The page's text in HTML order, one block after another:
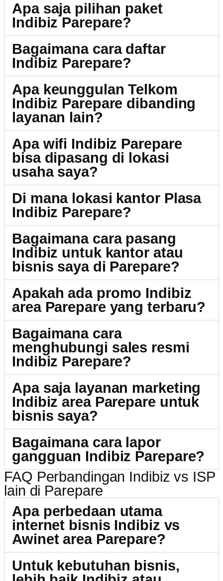
Apa saja pilihan paket
Indibiz Parepare?
Bagaimana cara daftar
Indibiz Parepare?
Apa keunggulan Telkom
Indibiz Parepare dibanding
layanan lain?
Apa wifi Indibiz Parepare
bisa dipasang di lokasi
usaha saya?
Di mana lokasi kantor Plasa
Indibiz Parepare?
Bagaimana cara pasang
Indibiz untuk kantor atau
bisnis saya di Parepare?
Apakah ada promo Indibiz
area Parepare yang terbaru?
Bagaimana cara
menghubungi sales resmi
Indibiz Parepare?
Apa saja layanan marketing
Indibiz area Parepare untuk
bisnis saya?
Bagaimana cara lapor
gangguan Indibiz Parepare?
FAQ Perbandingan Indibiz vs ISP
lain di Parepare
Apa perbedaan utama
internet bisnis Indibiz vs
Awinet area Parepare?
Untuk kebutuhan bisnis,